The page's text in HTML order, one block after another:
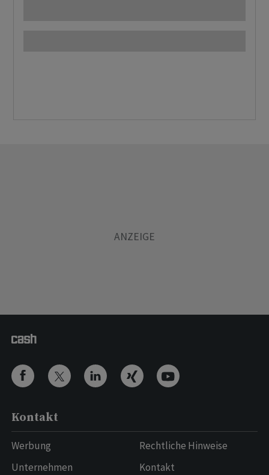
Kontakt
Werbung
Unternehmen
Rechtliche Hinweise
Kontakt